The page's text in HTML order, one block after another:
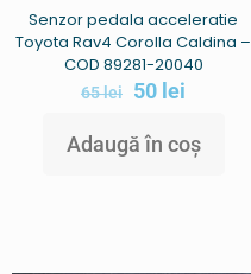
Senzor pedala acceleratie
Toyota Rav4 Corolla Caldina –
COD 89281-20040
65lei 50 lei
Adaugă în coș